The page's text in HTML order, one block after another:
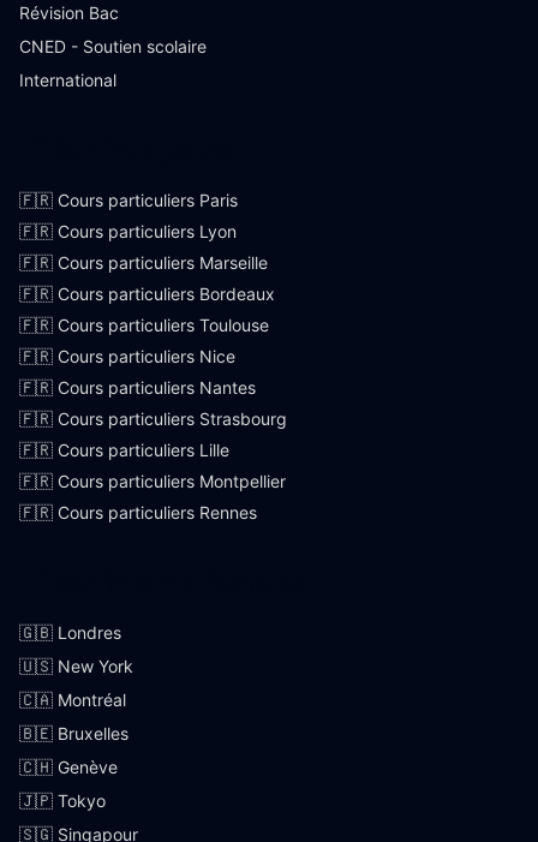
Révision Bac
CNED - Soutien scolaire
International
🇫🇷 Cours particuliers Paris
🇫🇷 Cours particuliers Lyon
🇫🇷 Cours particuliers Marseille
🇫🇷 Cours particuliers Bordeaux
🇫🇷 Cours particuliers Toulouse
🇫🇷 Cours particuliers Nice
🇫🇷 Cours particuliers Nantes
🇫🇷 Cours particuliers Strasbourg
🇫🇷 Cours particuliers Lille
🇫🇷 Cours particuliers Montpellier
🇫🇷 Cours particuliers Rennes
🇬🇧 Londres
🇺🇸 New York
🇨🇦 Montréal
🇧🇪 Bruxelles
🇨🇭 Genève
🇯🇵 Tokyo
🇸🇬 Singapour